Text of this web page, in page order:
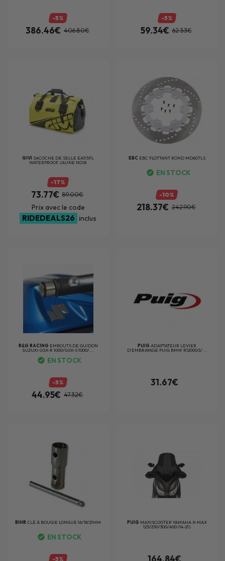
-5%
386.46€ 406.80€
-5%
59.34€ 62.53€
GIVI SACOCHE DE SELLE EA115FL
WATERPROOF JAUNE NOIR
-17%
73.77€ 89.00€
Prix avec le code
RIDEDEALS26 inclus
EBC EBC FLOTTANT ROND MD607LS
EN STOCK
-10%
218.37€ 242.90€
R&G RACING EMBOUTS DE GUIDON
SUZUKI GSX-R 1000/GSX-S 1000/...
EN STOCK
-5%
44.95€ 47.32€
PUIG ADAPTATEUR LEVIER
D'EMBRAYAGE PUIG BMW R1200GS/...
31.67€
BIHRCLÉ À BOUGIE LONGUE 16/18/21MM
EN STOCK
-5%
PUIG MAXISCOOTER YAMAHA X-MAX
125/250/300/400 (14-21)
164.84€